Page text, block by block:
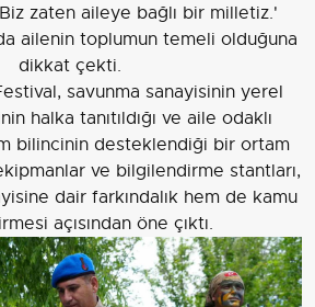
zaten aileye bağlı bir milletiz.'
ailenin toplumun temeli olduğuna
dikkat çekti.
savunma sanayisinin yerel
halka tanıtıldığı ve aile odaklı
bilincinin desteklendiği bir ortam
ve bilgilendirme stantları,
dair farkındalık hem de kamu
açısından öne çıktı.